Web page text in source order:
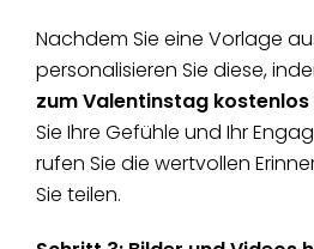
Nachdem Sie eine Vorlage
personalisieren Sie diese,
zum Valentinstag kostenlos
Sie Ihre Gefühle und Ihr
rufen Sie die wertvollen
Sie teilen.